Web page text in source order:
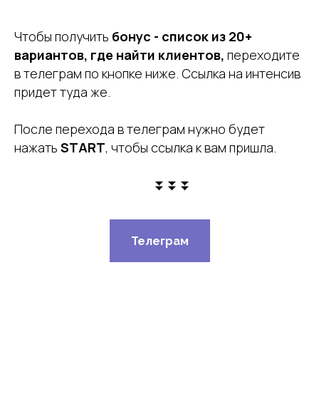
Чтобы получить бонус - список из 20+
вариантов, где найти клиентов, переходите
в телеграм по кнопке ниже. Ссылка на интенсив
придет туда же.
После перехода в телеграм нужно будет
нажать START, чтобы ссылка к вам пришла.
⏬⏬⏬
Телеграм